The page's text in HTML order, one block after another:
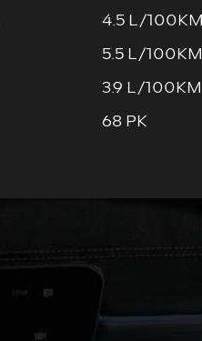
4.5 L/100KM
5.5 L/100KM
3.9 L/100KM
68 PK